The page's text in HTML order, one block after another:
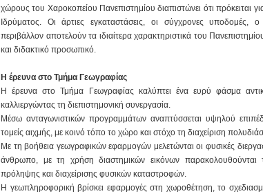
χώρους του Χαροκοπείου Πανεπιστημίου διαπιστώνει ότι πρόκειται
Ιδρύματος. Οι άρτιες εγκαταστάσεις, οι σύγχρονες υποδομές, ο
περιβάλλον αποτελούν τα ιδιαίτερα χαρακτηριστικά του
και διδακτικό προσωπικό.
Η έρευνα στο Τμήμα Γεωγραφίας
Η έρευνα στο Τμήμα Γεωγραφίας καλύπτει ένα ευρύ φάσμα
καλλιεργώντας τη διεπιστημονική συνεργασία.
Μέσω ανταγωνιστικών προγραμμάτων αναπτύσσεται υψηλού
τομείς αιχμής, με κοινό τόπο το χώρο και στόχο τη διαχείριση
Με τη βοήθεια γεωγραφικών εφαρμογών μελετώνται οι φυσικές
άνθρωπο, με τη χρήση διαστημικών εικόνων παρακολουθούνται
πρόληψης και διαχείρισης φυσικών καταστροφών.
Η γεωπληροφορική βρίσκει εφαρμογές στη χωροθέτηση, το